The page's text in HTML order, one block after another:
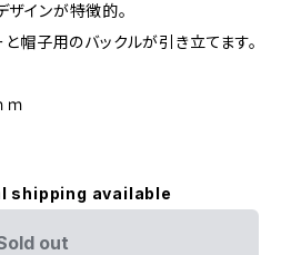
インが特徴的。
帽子用のバックルが引き立てます。
ｍ
shipping available
out